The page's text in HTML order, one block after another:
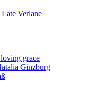
Verlane
grace
Ginzburg